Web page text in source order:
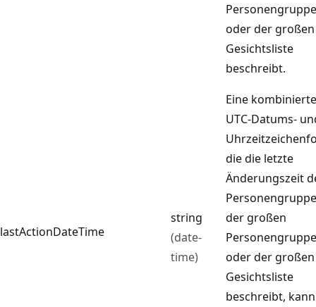
Personengruppe
oder der großen
Gesichtsliste
beschreibt.
lastActionDateTime
string
(date-
time)
Eine kombinierte
UTC-Datums-
die die letzte
Änderungszeit
der großen
Personengruppe
oder der großen
Gesichtsliste
beschreibt, kann